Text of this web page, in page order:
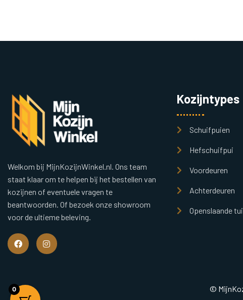
Welkom bij MijnKozijnWinkel.nl. Ons team
staat klaar om te helpen bij het bestellen van
kozijnen of eventuele vragen te
beantwoorden. Of bezoek onze showroom
voor de ultieme beleving.
Kozijntypes
Schuifpuien
Hefschuifpui
Voordeuren
Achterdeuren
Openslaande
©
0